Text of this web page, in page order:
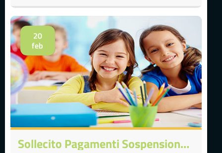
20
feb
Sollecito Pagamenti Sospensione Servizio